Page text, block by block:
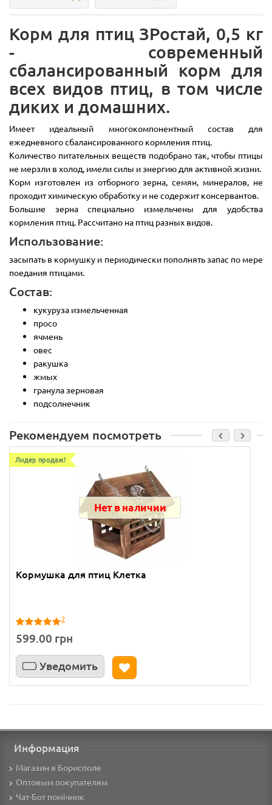
Корм для птиц ЗРостай, 0,5 кг
- cовременный
сбалансированный корм для
всех видов птиц, в том числе
диких и домашних.
Имеет идеальный многокомпонентный состав для
ежедневного сбалансированного кормления птиц.
Количество питательных веществ подобрано так, чтобы птицы
не мерзли в холод, имели силы и энергию для активной жизни.
Корм изготовлен из отборного зерна, семян, минералов, не
проходит химическую обработку и не содержит консервантов.
Большие зерна специально измельчены для удобства
кормления птиц. Рассчитано на птиц разных видов.
Использование:
засыпать в кормушку и периодически пополнять запас по мере
поедания птицами.
Состав:
кукуруза измельченная
просо
ячмень
овес
ракушка
жмых
гранула зерновая
подсолнечник
Рекомендуем посмотреть
Лидер продаж!
Нет в наличии
Кормушка для птиц Клетка
2
599.00 грн
Уведомить
Информация
Магазин в Борисполе
Оптовым покупателям
Чат-Бот помічник